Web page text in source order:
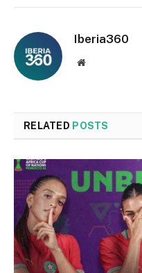
Iberia360
Website
RELATED POSTS